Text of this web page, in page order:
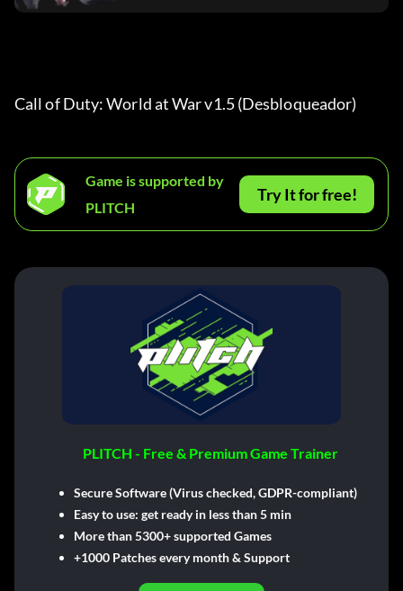
Call of Duty: World at War v1.5 (Desbloqueador)
Game is supported by
PLITCH
Try It for free!
PLITCH - Free & Premium Game Trainer
Secure Software (Virus checked, GDPR-compliant)
Easy to use: get ready in less than 5 min
More than 5300+ supported Games
+1000 Patches every month & Support